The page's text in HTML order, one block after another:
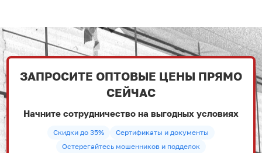
ЗАПРОСИТЕ ОПТОВЫЕ ЦЕНЫ ПРЯМО
СЕЙЧАС
Начните сотрудничество на выгодных условиях
Скидки до 35%
Сертификаты и документы
Остерегайтесь мошенников и подделок